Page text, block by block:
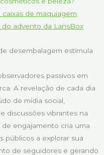
de maquiagem
advento da LansBox
desembalagem estimula
passivos em
A revelação de cada dia
de mídia social,
discussões vibrantes na
engajamento cria uma
públicos a explorar sua
de seguidores e gerando